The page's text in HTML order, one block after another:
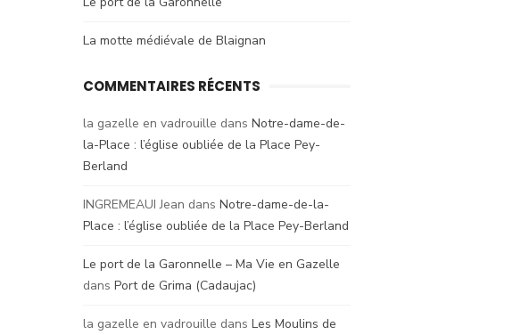
La motte médiévale de Blaignan
COMMENTAIRES RÉCENTS
la gazelle en vadrouille dans Notre-dame-de-
la-Place : l’église oubliée de la Place Pey-
Berland
INGREMEAUI Jean dans Notre-dame-de-la-
Place : l’église oubliée de la Place Pey-Berland
Le port de la Garonnelle – Ma Vie en Gazelle
dans Port de Grima (Cadaujac)
la gazelle en vadrouille dans Les Moulins de